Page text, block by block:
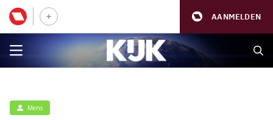
AANMELDEN
Mens